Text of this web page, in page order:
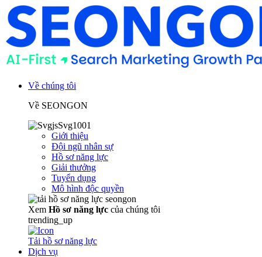
Về chúng tôi
Về SEONGON
Giới thiệu
Đội ngũ nhân sự
Hồ sơ năng lực
Giải thưởng
Tuyển dụng
Mô hình độc quyền
Xem Hồ sơ năng lực của chúng tôi
trending_up
Tải hồ sơ năng lực
Dịch vụ